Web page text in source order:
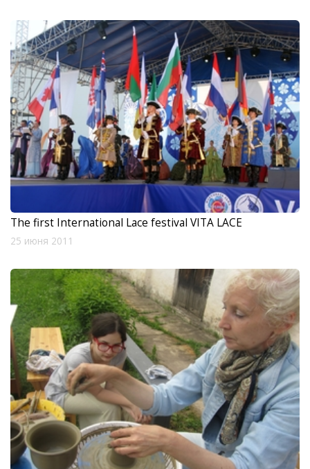
The first International Lace festival VITA LACE
25 июня 2011